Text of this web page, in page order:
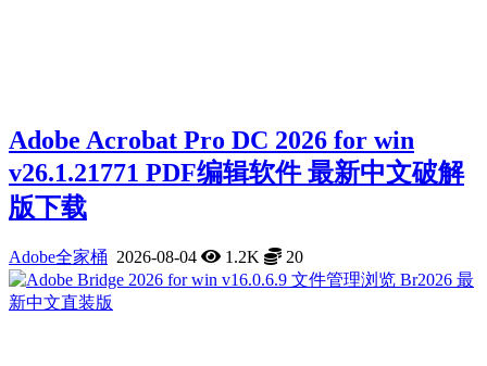
Adobe Acrobat Pro DC 2026 for win
v26.1.21771 PDF编辑软件 最新中文破解
版下载
Adobe全家桶 2026-08-04 1.2K 20